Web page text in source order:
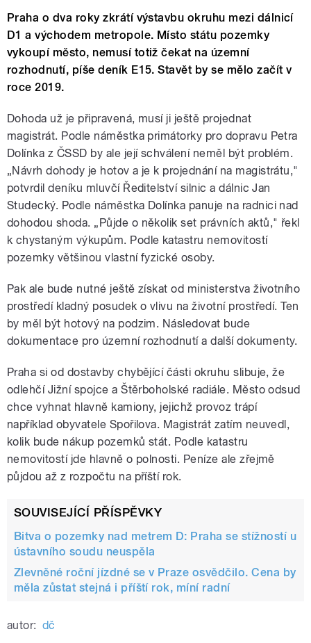
Praha o dva roky zkrátí výstavbu okruhu mezi dálnicí
D1 a východem metropole. Místo státu pozemky
vykoupí město, nemusí totiž čekat na územní
rozhodnutí, píše deník E15. Stavět by se mělo začít v
roce 2019.
Dohoda už je připravená, musí ji ještě projednat
magistrát. Podle náměstka primátorky pro dopravu Petra
Dolínka z ČSSD by ale její schválení neměl být problém.
„Návrh dohody je hotov a je k projednání na magistrátu,"
potvrdil deníku mluvčí Ředitelství silnic a dálnic Jan
Studecký. Podle náměstka Dolínka panuje na radnici nad
dohodou shoda. „Půjde o několik set právních aktů," řekl
k chystaným výkupům. Podle katastru nemovitostí
pozemky většinou vlastní fyzické osoby.
Pak ale bude nutné ještě získat od ministerstva životního
prostředí kladný posudek o vlivu na životní prostředí. Ten
by měl být hotový na podzim. Následovat bude
dokumentace pro územní rozhodnutí a další dokumenty.
Praha si od dostavby chybějící části okruhu slibuje, že
odlehčí Jižní spojce a Štěrboholské radiále. Město odsud
chce vyhnat hlavně kamiony, jejichž provoz trápí
například obyvatele Spořilova. Magistrát zatím neuvedl,
kolik bude nákup pozemků stát. Podle katastru
nemovitostí jde hlavně o polnosti. Peníze ale zřejmě
půjdou až z rozpočtu na příští rok.
SOUVISEJÍCÍ PŘÍSPĚVKY
Bitva o pozemky nad metrem D: Praha se stížností u
ústavního soudu neuspěla
Zlevněné roční jízdné se v Praze osvědčilo. Cena by
měla zůstat stejná i příští rok, míní radní
autor: dč